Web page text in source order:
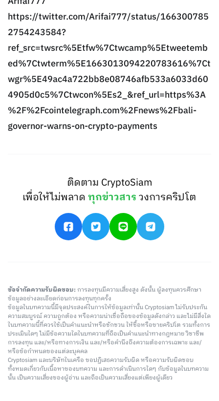
https://twitter.com/Arifai777/status/166300785
2754243584?
ref_src=twsrc%5Etfw%7Ctwcamp%5Etweetemb
ed%7Ctwterm%5E1663013094220783616%7Ct
wgr%5E49ac4a722bb8e08746afb533a6033d60
4905d0c5%7Ctwcon%5Es2_&ref_url=https%3A
%2F%2Fcointelegraph.com%2Fnews%2Fbali-
governor-warns-on-crypto-payments
ติดตาม CryptoSiam
เพื่อให้ไม่พลาดทุกข่าวสารวงการคริปโต
ข้อจำกัดความรับผิดชอบ: การลงทุนมีความเสี่ยงสูง ดังนั้น ผู้ลงทุนควรศึกษา
ข้อมูลอย่างละเอียดก่อนการลงทุนทุกครั้ง
ข้อมูลในบทความนี้มีจุดประสงค์ในการให้ข้อมูลเท่านั้น Cryptosiam ไม่รับประกัน
ความสมบูรณ์ ความถูกต้อง หรือความน่าเชื่อถือของข้อมูลดังกล่าว และไม่มีสิ่งใด
ในบทความนี้ที่ควรใช้เป็นคำแนะนำหรือชักชวน ให้ซื้อหรือขายคริปโต รวมทั้งการ
ประเมินใดๆ ไม่มีข้อความใดในบทความที่ถือเป็นคำแนะนำทางกฎหมาย วิชาชีพ
การลงทุน และ/หรือทางการเงิน และ/หรือคำนึงถึงความต้องการเฉพาะ และ/
หรือข้อกำหนดของแต่ละบุคคล
Cryptosiam และบริษัทในเครือ ขอปฏิเสธความรับผิด หรือความรับผิดชอบ
ทั้งหมดเกี่ยวกับเนื้อหาของบทความ และการดำเนินการใดๆ กับข้อมูลในบทความ
นั้น เป็นความเสี่ยงของผู้อ่าน และถือเป็นความเสี่ยงแต่เพียงผู้เดียว